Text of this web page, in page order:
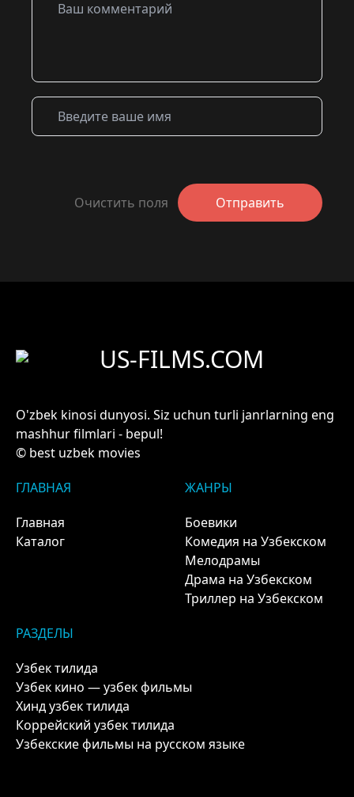
Очистить поля Отправить
US-FILMS.COM
O'zbek kinosi dunyosi. Siz uchun turli janrlarning eng
mashhur filmlari - bepul!
© best uzbek movies
ГЛАВНАЯ
Главная
Каталог
ЖАНРЫ
Боевики
Комедия на Узбекском
Мелодрамы
Драма на Узбекском
Триллер на Узбекском
РАЗДЕЛЫ
Узбек тилида
Узбек кино — узбек фильмы
Хинд узбек тилида
Коррейский узбек тилида
Узбекские фильмы на русском языке